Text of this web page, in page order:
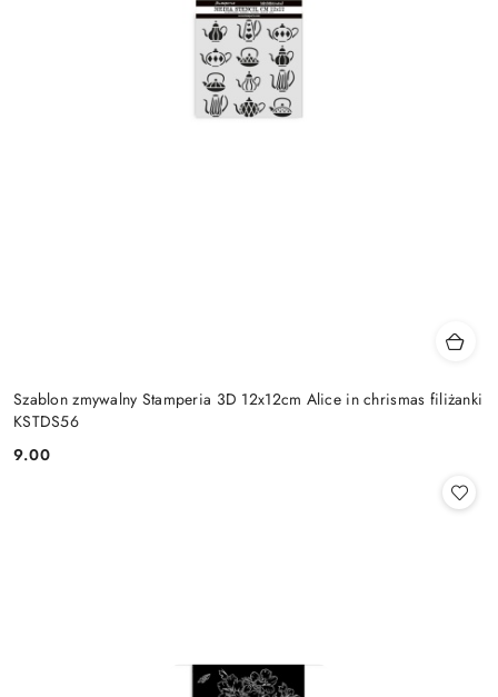
Szablon zmywalny Stamperia 3D 12x12cm Alice in chrismas filiżanki
KSTDS56
Cena:
9.00